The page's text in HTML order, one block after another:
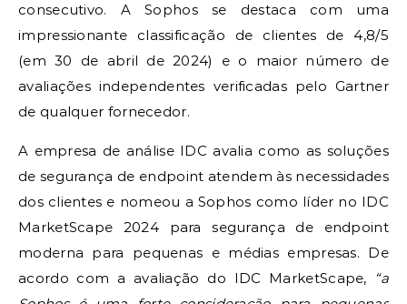
consecutivo. A Sophos se destaca com uma
impressionante classificação de clientes de 4,8/5
(em 30 de abril de 2024) e o maior número de
avaliações independentes verificadas pelo Gartner
de qualquer fornecedor.
A empresa de análise IDC avalia como as soluções
de segurança de endpoint atendem às necessidades
dos clientes e nomeou a Sophos como líder no IDC
MarketScape 2024 para segurança de endpoint
moderna para pequenas e médias empresas. De
acordo com a avaliação do IDC MarketScape,
“a